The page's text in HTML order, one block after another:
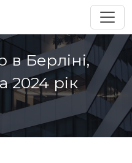
в Берліні,
2024 рік